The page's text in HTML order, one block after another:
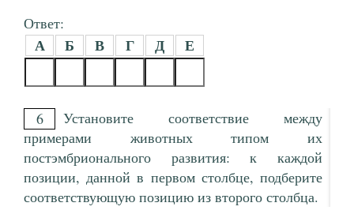
Ответ:
А Б В Г Д Е
6
Установите соответствие между
примерами животных типом их
постэмбрионального развития: к каждой
позиции, данной в первом столбце, подберите
соответствующую позицию из второго столбца.